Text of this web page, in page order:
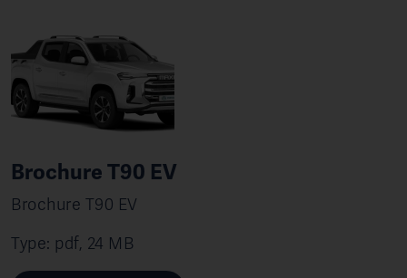
Brochure T90 EV
Brochure T90 EV
Type: pdf, 24 MB